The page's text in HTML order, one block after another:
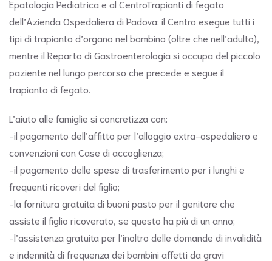
Epatologia Pediatrica e al CentroTrapianti di fegato
dell’Azienda Ospedaliera di Padova: il Centro esegue tutti i
tipi di trapianto d’organo nel bambino (oltre che nell’adulto),
mentre il Reparto di Gastroenterologia si occupa del piccolo
paziente nel lungo percorso che precede e segue il
trapianto di fegato.
L’aiuto alle famiglie si concretizza con:
-il pagamento dell’affitto per l’alloggio extra-ospedaliero e
convenzioni con Case di accoglienza;
-il pagamento delle spese di trasferimento per i lunghi e
frequenti ricoveri del figlio;
-la fornitura gratuita di buoni pasto per il genitore che
assiste il figlio ricoverato, se questo ha più di un anno;
-l’assistenza gratuita per l’inoltro delle domande di invalidità
e indennità di frequenza dei bambini affetti da gravi